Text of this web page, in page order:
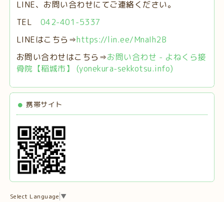
LINE、お問い合わせにてご連絡ください。
TEL 042-401-5337
LINEはこちら⇒https://lin.ee/MnaIh2B
お問い合わせはこちら⇒お問い合わせ - よねくら接
骨院【稲城市】 (yonekura-sekkotsu.info)
携帯サイト
Select Language ▼